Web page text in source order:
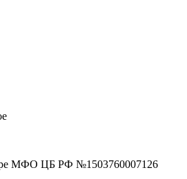
МФО ЦБ РФ №1503760007126